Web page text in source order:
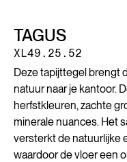
TAGUS
XL49.25.52
Deze tapijttegel brengt
natuur naar je kantoor.
herfstkleuren, zachte
minerale nuances. Het
versterkt de natuurlijke
waardoor de vloer een